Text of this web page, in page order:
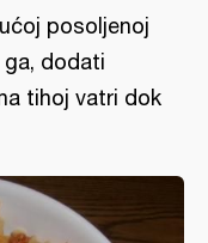
posoljenoj
dodati
tihoj vatri dok